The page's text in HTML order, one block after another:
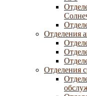
Отделения
Отделения